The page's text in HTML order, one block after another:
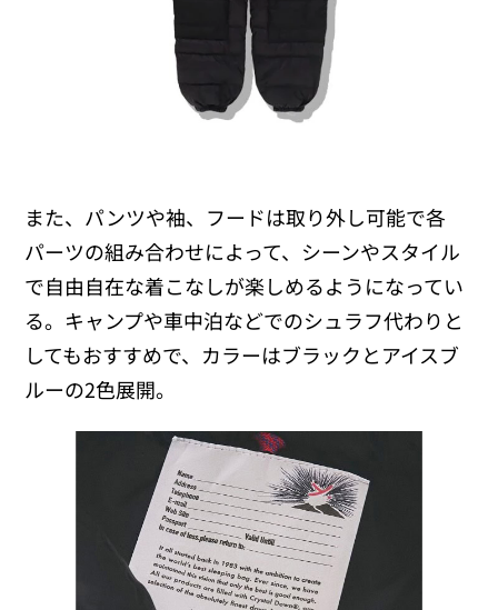
また、パンツや袖、フードは取り外し可能で各
パーツの組み合わせによって、シーンやスタイル
で自由自在な着こなしが楽しめるようになってい
る。キャンプや車中泊などでのシュラフ代わりと
してもおすすめで、カラーはブラックとアイスブ
ルーの2色展開。